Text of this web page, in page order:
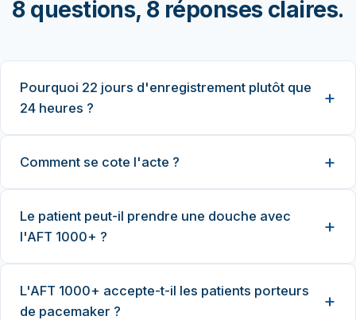
8 questions, 8 réponses claires.
Pourquoi 22 jours d'enregistrement plutôt que
24 heures ?
Comment se cote l'acte ?
Le patient peut-il prendre une douche avec
l'AFT 1000+ ?
L'AFT 1000+ accepte-t-il les patients porteurs
de pacemaker ?